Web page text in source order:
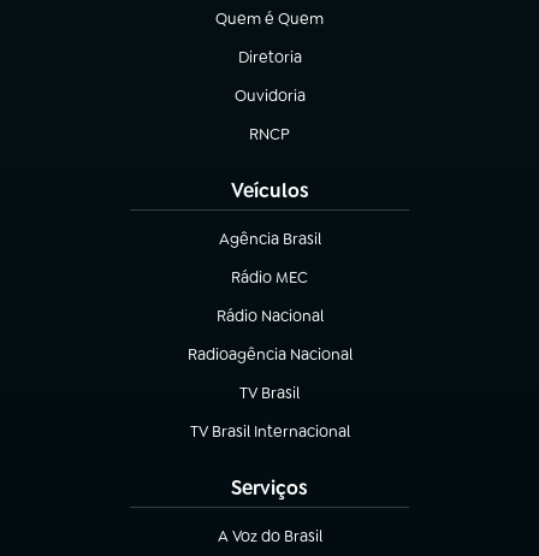
Quem é Quem
(abre em nova aba)
Diretoria
(abre em nova aba)
Ouvidoria
(abre em nova aba)
RNCP
(abre em nova aba)
Veículos
Agência Brasil
(abre em nova aba)
Rádio MEC
(abre em nova aba)
Rádio Nacional
Radioagência Nacional
(abre em nova aba)
TV Brasil
(abre em nova aba)
TV Brasil Internacional
(abre em nova aba)
Serviços
A Voz do Brasil
(abre em nova aba)